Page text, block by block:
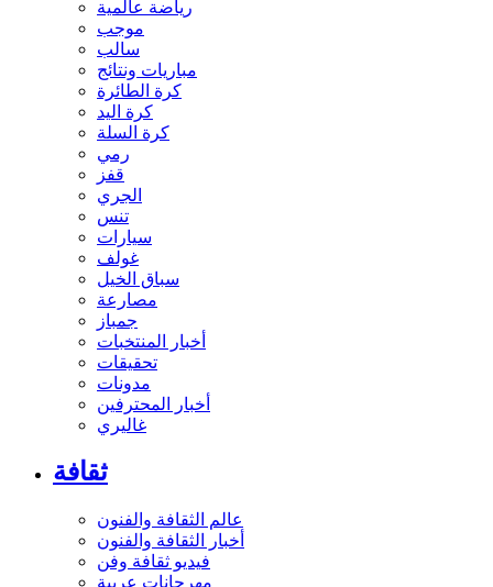
رياضة عالمية
موجب
سالب
مباريات ونتائج
كرة الطائرة
كرة اليد
كرة السلة
رمي
قفز
الجري
تنس
سيارات
غولف
سباق الخيل
مصارعة
جمباز
أخبار المنتخبات
تحقيقات
مدونات
أخبار المحترفين
غاليري
ثقافة
عالم الثقافة والفنون
أخبار الثقافة والفنون
فيديو ثقافة وفن
مهرجانات عربية